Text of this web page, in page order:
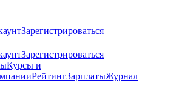
Зарегистрироваться
Зарегистрироваться
Курсы и
РейтингЗарплатыЖурнал